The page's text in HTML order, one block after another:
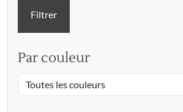
Filtrer
Par couleur